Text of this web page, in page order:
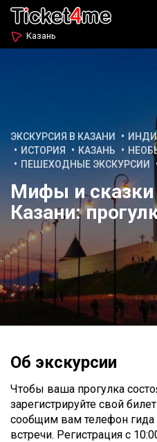
Казань
ЭКСКУРСИЯ В КАЗАНИ
ИСТОРИЯ
КАЗАНЬ
ПЕШЕХОДНЫЕ ЭКСКУРСИИ
Мифы и сказки
Казани:
Об экскурсии
Чтобы ваша прогулка
зарегистрируйте свой
сообщим вам телефон гида
встречи. Регистрация c